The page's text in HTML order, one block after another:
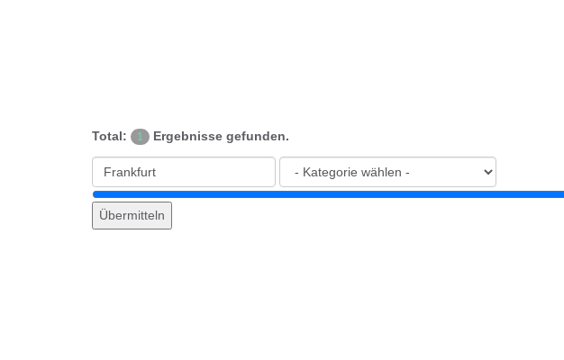
Total: 1 Ergebnisse gefunden.
Übermitteln